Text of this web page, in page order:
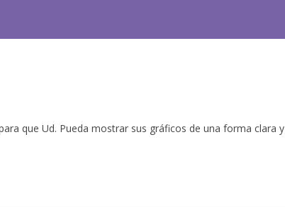
que Ud. Pueda mostrar sus gráficos de una forma clara y